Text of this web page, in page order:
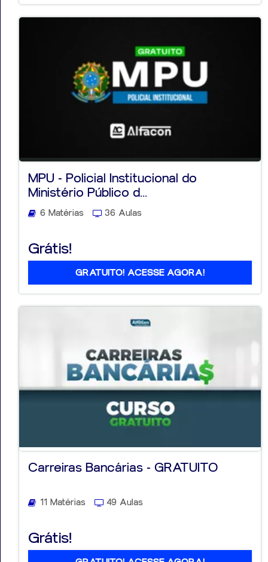
MPU - Policial Institucional do
Ministério Público d...
6 Matérias 36 Aulas
Grátis!
GRATUITO! ACESSE AGORA!
Carreiras Bancárias - GRATUITO
11 Matérias 49 Aulas
Grátis!